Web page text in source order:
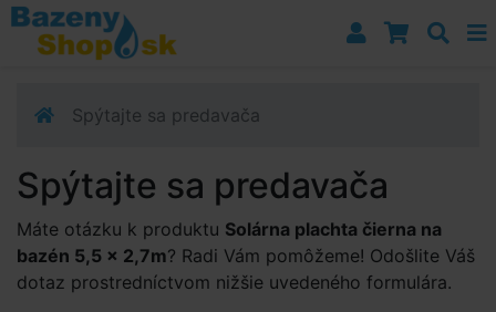
Prejsť k navigácii
Prejsť na obsah
Prejsť k bočnému stĺpci
Spýtajte sa predavača
Spýtajte sa predavača
Máte otázku k produktu Solárna plachta čierna na
bazén 5,5 x 2,7m? Radi Vám pomôžeme! Odošlite Váš
dotaz prostredníctvom nižšie uvedeného formulára.